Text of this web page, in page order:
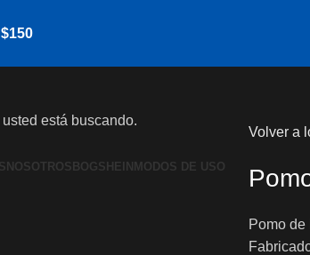
NOSOTROS BOGSHEIN MODOS DE USO
Volver a
Pomo de
está buscando.